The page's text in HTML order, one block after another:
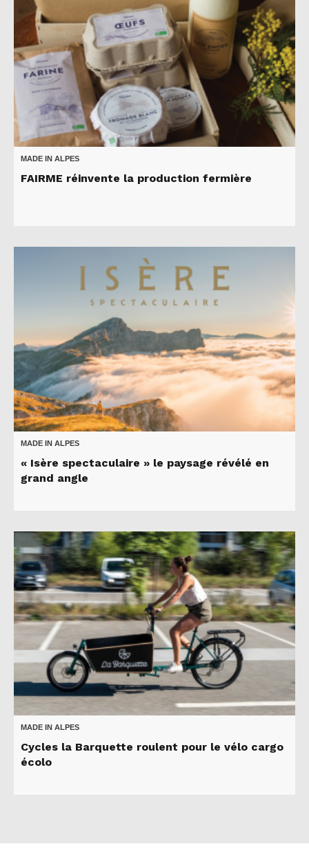
MADE IN ALPES
FAIRME réinvente la production fermière
MADE IN ALPES
« Isère spectaculaire » le paysage révélé en
grand angle
MADE IN ALPES
Cycles la Barquette roulent pour le vélo cargo
écolo